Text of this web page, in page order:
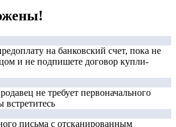
на банковский счет, пока не
и не подпишете договор купли-
не требует первоначального
встретитесь
письма с отсканированным